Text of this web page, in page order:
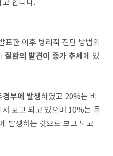
한 이후 병리적 진단 방법의
질환의 발견이 증가 추세에 있
부에 발생하였고 20%는 비
보고 되고 있으며 10%는 몸
발생하는 것으로 보고 되고